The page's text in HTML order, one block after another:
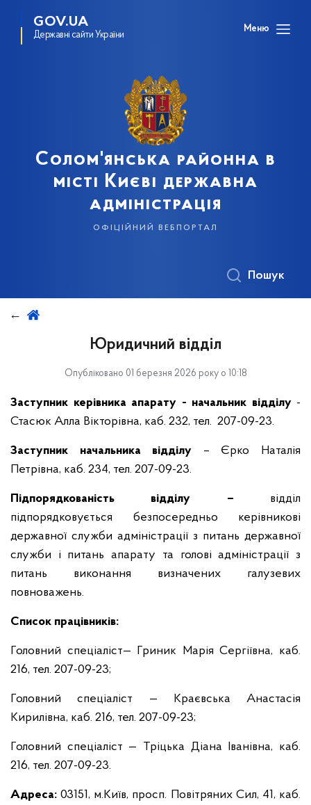
GOV.UA
Державні сайти України
Меню
Солом'янська районна в
місті Києві державна
адміністрація
офіційний вебпортал
Пошук
Юридичний відділ
Опубліковано 01 березня 2026 року о 10:18
Заступник керівника апарату - начальник відділу-
Стасюк Алла Вікторівна, каб. 232, тел. 207-09-23.
Заступник начальника відділу – Єрко Наталія
Петрівна, каб. 234, тел. 207-09-23.
Підпорядкованість відділу – відділ
підпорядковується безпосередньо керівникові
державної служби адміністрації з питань державної
служби і питань апарату та голові адміністрації з
питань виконання визначених галузевих
повноважень.
Список працівників:
Головний спеціаліст— Гриник Марія Сергіївна, каб.
216, тел. 207-09-23;
Головний спеціаліст — Краєвська Анастасія
Кирилівна, каб. 216, тел. 207-09-23;
Головний спеціаліст — Тріцька Діана Іванівна, каб.
216, тел. 207-09-23.
Адреса: 03151, м.Київ, просп. Повітряних Сил, 41, каб.